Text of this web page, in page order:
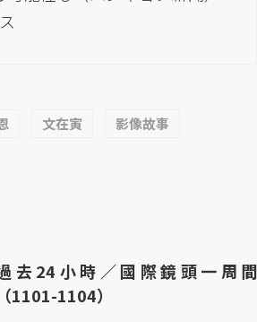
文在寅 影像故事
去24小時／國際鏡頭一周間
（1101-1104）